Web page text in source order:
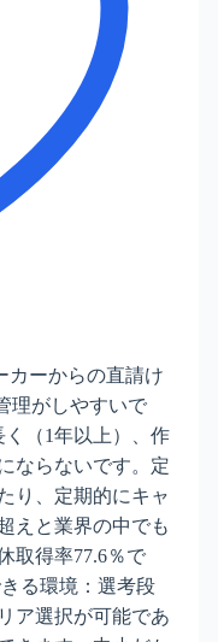
カーからの直請け
理がしやすいで
（1年以上）、作
ならないです。定
り、定期的にキャ
えと業界の中でも
取得率77.6％で
る環境：選考段
ア選択が可能であ